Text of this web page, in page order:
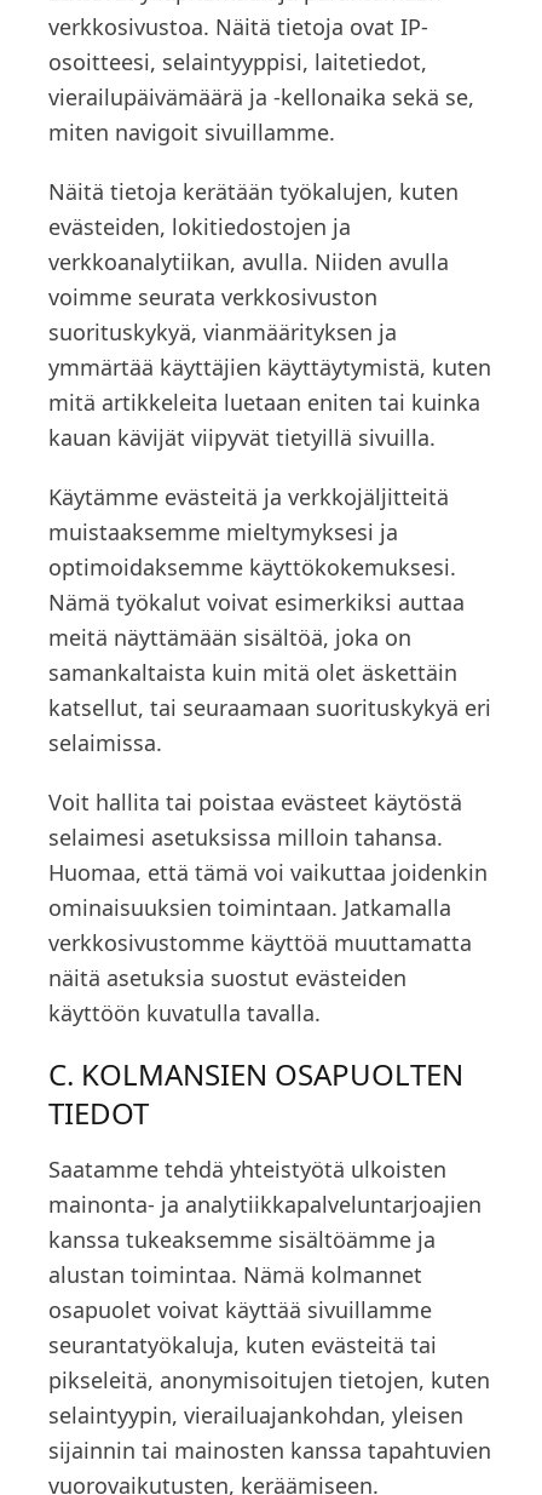
verkkosivustoa. Näitä tietoja ovat IP-
osoitteesi, selaintyyppisi, laitetiedot,
vierailupäivämäärä ja -kellonaika sekä se,
miten navigoit sivuillamme.
Näitä tietoja kerätään työkalujen, kuten
evästeiden, lokitiedostojen ja
verkkoanalytiikan, avulla. Niiden avulla
voimme seurata verkkosivuston
suorituskykyä, vianmäärityksen ja
ymmärtää käyttäjien käyttäytymistä, kuten
mitä artikkeleita luetaan eniten tai kuinka
kauan kävijät viipyvät tietyillä sivuilla.
Käytämme evästeitä ja verkkojäljitteitä
muistaaksemme mieltymyksesi ja
optimoidaksemme käyttökokemuksesi.
Nämä työkalut voivat esimerkiksi auttaa
meitä näyttämään sisältöä, joka on
samankaltaista kuin mitä olet äskettäin
katsellut, tai seuraamaan suorituskykyä eri
selaimissa.
Voit hallita tai poistaa evästeet käytöstä
selaimesi asetuksissa milloin tahansa.
Huomaa, että tämä voi vaikuttaa joidenkin
ominaisuuksien toimintaan. Jatkamalla
verkkosivustomme käyttöä muuttamatta
näitä asetuksia suostut evästeiden
käyttöön kuvatulla tavalla.
C. KOLMANSIEN OSAPUOLTEN
TIEDOT
Saatamme tehdä yhteistyötä ulkoisten
mainonta- ja analytiikkapalveluntarjoajien
kanssa tukeaksemme sisältöämme ja
alustan toimintaa. Nämä kolmannet
osapuolet voivat käyttää sivuillamme
seurantatyökaluja, kuten evästeitä tai
pikseleitä, anonymisoitujen tietojen, kuten
selaintyypin, vierailuajankohdan, yleisen
sijainnin tai mainosten kanssa tapahtuvien
vuorovaikutusten, keräämiseen.